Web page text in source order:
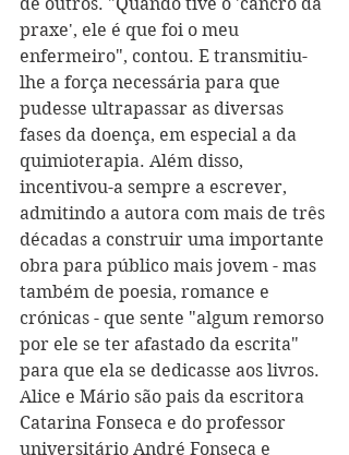
praxe', ele é que foi o meu
enfermeiro", contou. E transmitiu-
lhe a força necessária para que
pudesse ultrapassar as diversas
fases da doença, em especial a da
quimioterapia. Além disso,
incentivou-a sempre a escrever,
admitindo a autora com mais de três
décadas a construir uma importante
obra para público mais jovem - mas
também de poesia, romance e
crónicas - que sente "algum remorso
por ele se ter afastado da escrita"
para que ela se dedicasse aos livros.
Alice e Mário são pais da escritora
Catarina Fonseca e do professor
universitário André Fonseca e